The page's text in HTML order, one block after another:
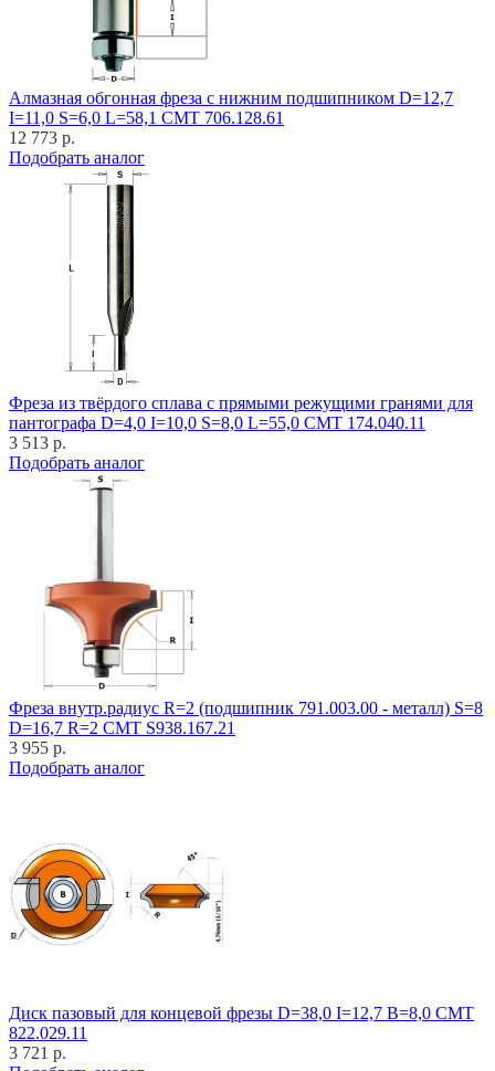
Алмазная обгонная фреза с нижним подшипником D=12,7
I=11,0 S=6,0 L=58,1 CMT 706.128.61
12 773 р.
Подобрать аналог
Фреза из твёрдого сплава с прямыми режущими гранями для
пантографа D=4,0 I=10,0 S=8,0 L=55,0 CMT 174.040.11
3 513 р.
Подобрать аналог
Фреза внутр.радиус R=2 (подшипник 791.003.00 - металл) S=8
D=16,7 R=2 CMT S938.167.21
3 955 р.
Подобрать аналог
Диск пазовый для концевой фрезы D=38,0 I=12,7 B=8,0 CMT
822.029.11
3 721 р.